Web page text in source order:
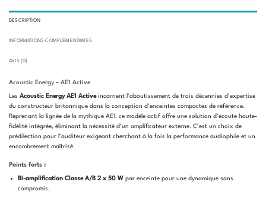
DESCRIPTION
INFORMATIONS COMPLÉMENTAIRES
AVIS (0)
Acoustic Energy – AE1 Active
Les Acoustic Energy AE1 Activeincarnent l’aboutissement de trois décennies d’expertise
du constructeur britannique dans la conception d’enceintes compactes de référence.
Reprenant la lignée de la mythique AE1, ce modèle actif offre une solution d’écoute haute-
fidélité intégrée, éliminant la nécessité d’un amplificateur externe. C’est un choix de
prédilection pour l’auditeur exigeant cherchant à la fois la performance audiophile et un
encombrement maîtrisé.
Points forts :
Bi-amplification Classe A/B 2 x 50 Wpar enceinte pour une dynamique sans
compromis.